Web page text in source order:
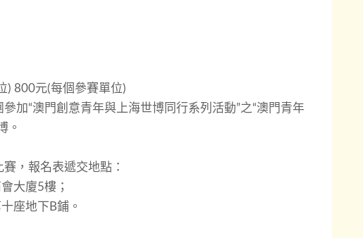
) 800元(每個參賽單位)
加“澳門創意青年與上海世博同行系列活動”之“澳門青年
。
，報名表遞交地點：
大廈5樓；
座地下B鋪。